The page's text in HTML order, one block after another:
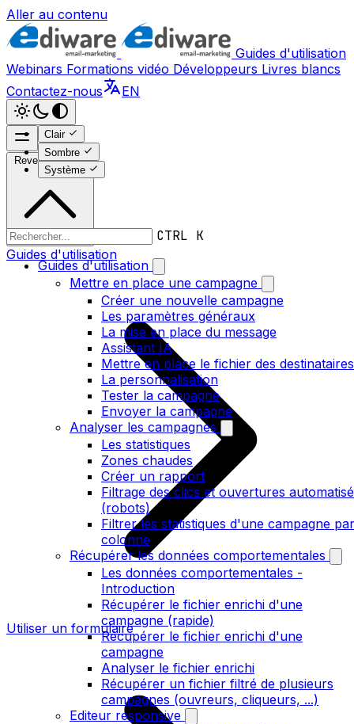
Aller au contenu
Guides d'utilisation
Webinars Formations vidéo Développeurs Livres blancs
Contactez-nous
EN
Clair
Sombre
Système
CTRL K
Guides d'utilisation
Mettre en place une campagne
Créer une nouvelle campagne
Les paramètres généraux
La mise en place du message
Assistant IA
Mettre en place le fichier des destinataires
La personnalisation
Tester la campagne
Envoyer la campagne
Analyser les campagnes
Les statistiques
Zones chaudes
Créer un rapport
Filtrage des clics et ouvertures
(robots)
Filtrer les statistiques d'une campagne par
colonne
Récupérer les données comportementales
Les données comportementales -
Introduction
Récupérer le fichier enrichi d'une
campagne (rapide)
Récupérer le fichier enrichi d'une
campagne
Analyser le fichier enrichi
Récupérer un fichier filtré de plusieurs
campagnes (ouvreurs, cliqueurs, ...)
Editeur responsive
Revenir en haut
Guides d'utilisation
Utiliser un formulaire